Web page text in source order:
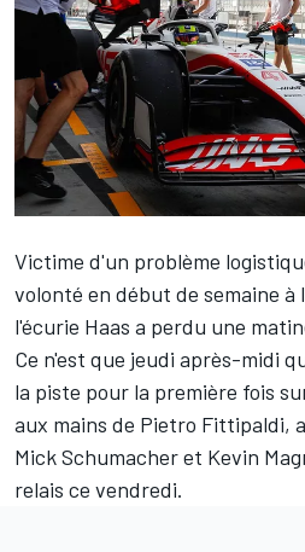
Victime d'un problème
volonté en début de semaine
l'écurie Haas a perdu une
Ce n'est que jeudi après-midi
la piste pour la première fois
aux mains de Pietro Fittipaldi,
Mick Schumacheret Kevin
relais ce vendredi.